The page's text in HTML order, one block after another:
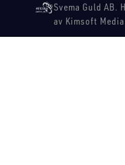
Svema Guld AB.
av Kimsoft Media